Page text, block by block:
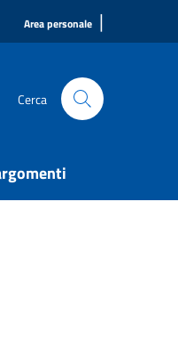
Area personale |
Cerca